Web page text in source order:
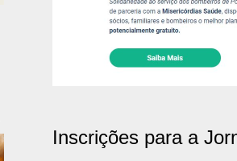
Inscrições para a